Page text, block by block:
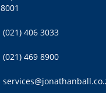
8001
(021) 406 3033
(021) 469 8900